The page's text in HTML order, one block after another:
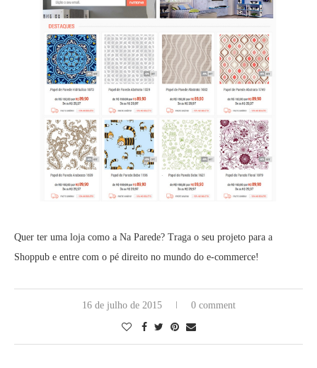
Quer ter uma loja como a Na Parede? Traga o seu projeto para a
Shoppub e entre com o pé direito no mundo do e-commerce!
16 de julho de 2015 0 comment